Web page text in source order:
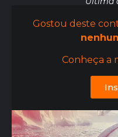
Gostou deste
Conheça a